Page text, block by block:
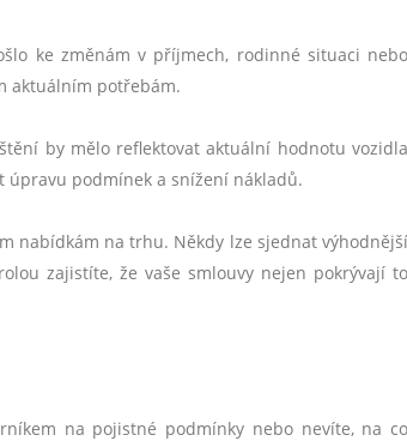
ke změnám v příjmech, rodinné situaci nebo
aktuálním potřebám.
by mělo reflektovat aktuální hodnotu vozidla
úpravu podmínek a snížení nákladů.
nabídkám na trhu. Někdy lze sjednat výhodnější
zajistíte, že vaše smlouvy nejen pokrývají to
na pojistné podmínky nebo nevíte, na co